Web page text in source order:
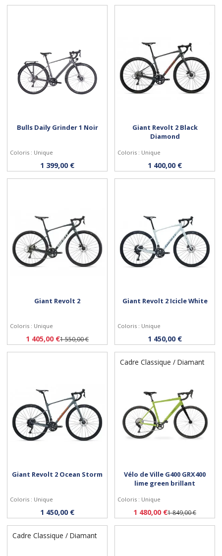
Personnaliser
Bulls Daily Grinder 1 Noir
Coloris : Unique
1 399,00 € Personnaliser
Giant Revolt 2 Black
Diamond
Coloris : Unique
1 400,00 €
Personnaliser
Giant Revolt 2
Coloris : Unique
1 405,00 €1 550,00 € Personnaliser
Giant Revolt 2 Icicle White
Coloris : Unique
1 450,00 €
Personnaliser
Giant Revolt 2 Ocean Storm
Coloris : Unique
1 450,00 €
Cadre Classique / Diamant
Personnaliser
Vélo de Ville G400 GRX400
lime green brillant
Coloris : Unique
1 480,00 €1 849,00 €
Cadre Classique / Diamant